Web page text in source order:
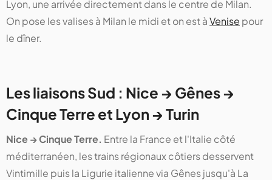
Lyon, une arrivée directement dans le centre de Milan.
On pose les valises à Milan le midi et on est àVenise pour
le dîner.
Les liaisons Sud : Nice → Gênes →
Cinque Terre et Lyon → Turin
Nice → Cinque Terre. Entre la France et l'Italie côté
méditerranéen, les trains régionaux côtiers desservent
Vintimille puis la Ligurie italienne via Gênes jusqu'à La